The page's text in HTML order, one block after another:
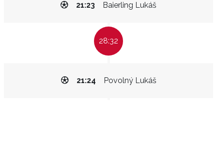
Baierling Lukáš
21:23
28:32
Povolný Lukáš
21:24